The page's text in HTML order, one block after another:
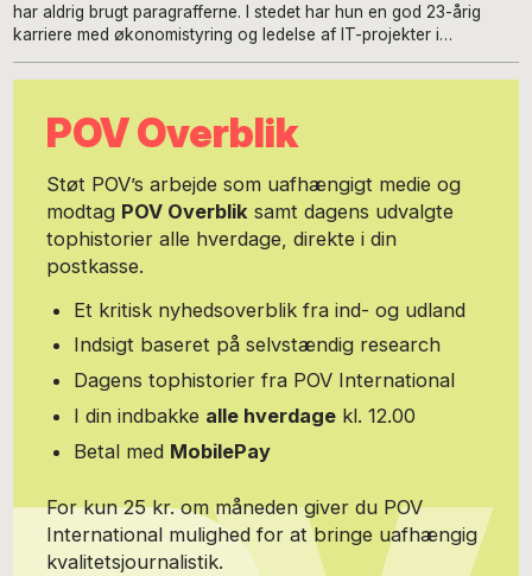
har aldrig brugt paragrafferne. I stedet har hun en god 23-årig
karriere med økonomistyring og ledelse af IT-projekter i
sindslidelse (maniodepressiv) i 2014 og diagnosen Aspergers
og har stor erfaring fra utallige indlæggelser. Hanne skriver især
om psykiatri og ”psykiatripolitik” med udgangspunkt i egne
brugen af ECT (elektrochok), tankerne der kan blive for store,
hvordan føles en psykose, og så videre. Hanne har skrevet til sin
egen blog, stegemueller.dk, gennem flere år.
POV Overblik
Støt POV’s arbejde som uafhængigt medie og
modtag POV Overbliksamt dagens udvalgte
tophistorier alle hverdage, direkte i din
postkasse.
Et kritisk nyhedsoverblik fra ind- og udland
Indsigt baseret på selvstændig research
Dagens tophistorier fra POV International
I din indbakke alle hverdage kl. 12.00
Betal med MobilePay
For kun 25 kr. om måneden giver du POV
International mulighed for at bringe uafhængig
kvalitetsjournalistik.